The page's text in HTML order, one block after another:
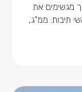
מגשימים את
תיבות: ממ"ג,